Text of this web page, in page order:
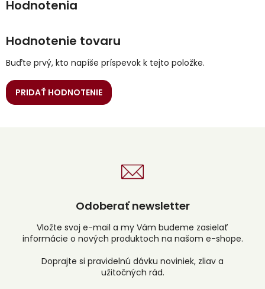
Hodnotenie tovaru
Buďte prvý, kto napíše príspevok k tejto položke.
PRIDAŤ HODNOTENIE
Odoberať newsletter
Vložte svoj e-mail a my Vám budeme zasielať
informácie o nových produktoch na našom e-shope.